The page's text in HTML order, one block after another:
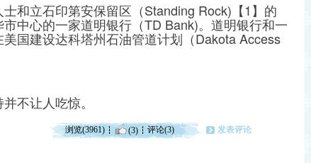
和立石印第安保留区（Standing Rock)【1】的
中心的一家道明银行（TD Bank)。道明银行和一
国建设达科塔州石油管道计划（Dakota Access
不让人吃惊。
浏览(3961) (3) 评论(3) 发表评论